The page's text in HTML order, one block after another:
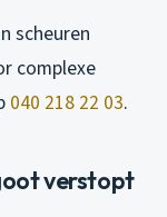
scheuren
complexe
040 218 22 03.
verstopt